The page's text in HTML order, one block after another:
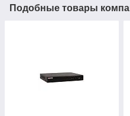
Подобные товары